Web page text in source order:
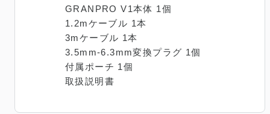
GRANPRO V1本体 1個
1.2mケーブル 1本
3mケーブル 1本
3.5mm-6.3mm変換プラグ 1個
付属ポーチ 1個
取扱説明書